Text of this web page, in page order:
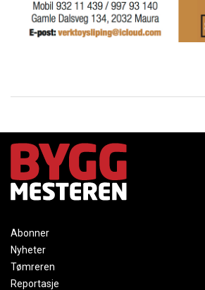
Abonner
Nyheter
Tømreren
Reportasje